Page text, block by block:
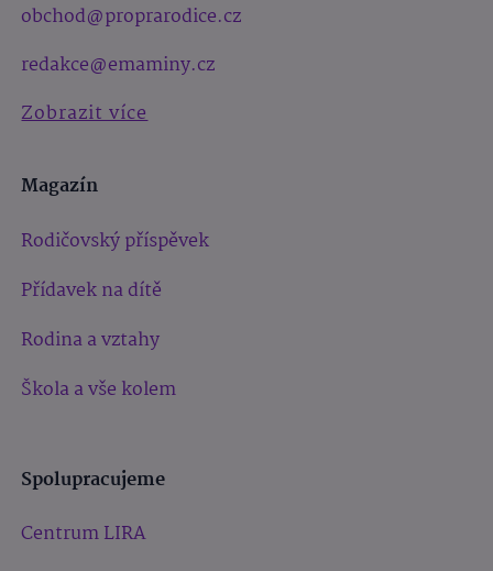
obchod@proprarodice.cz
redakce@emaminy.cz
Zobrazit více
Magazín
Rodičovský příspěvek
Přídavek na dítě
Rodina a vztahy
Škola a vše kolem
Spolupracujeme
Centrum LIRA